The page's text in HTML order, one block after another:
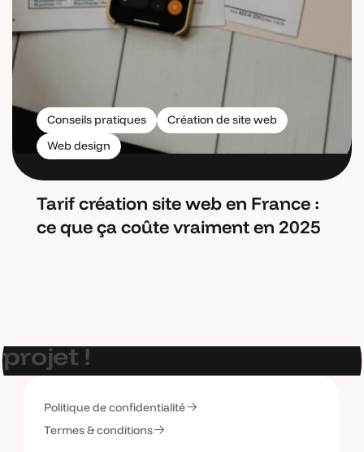
Conseils pratiques
Création de site web
Web design
Tarif création site web en France :
ce que ça coûte vraiment en 2025
projet!
ontactez-moi
ontactez-moi
Politique de confidentialité
Termes & conditions